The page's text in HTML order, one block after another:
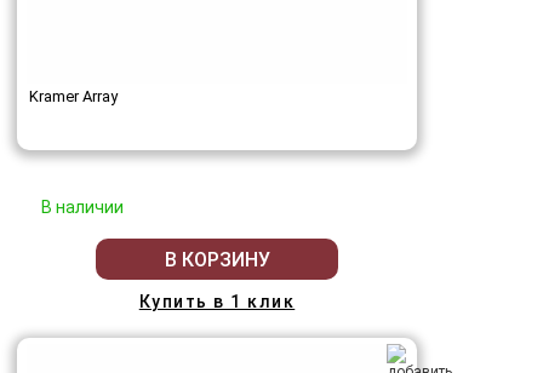
Kramer Array
В наличии
В КОРЗИНУ
Купить в 1 клик